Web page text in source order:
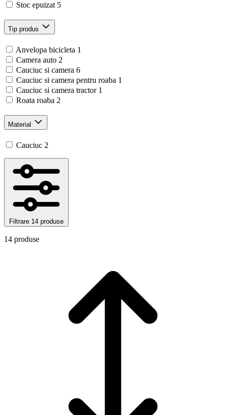
Stoc epuizat 5
Tip produs
Anvelopa bicicleta 1
Camera auto 2
Cauciuc si camera 6
Cauciuc si camera pentru roaba 1
Cauciuc si camera tractor 1
Roata roaba 2
Material
Cauciuc 2
Filtrare 14 produse
14 produse